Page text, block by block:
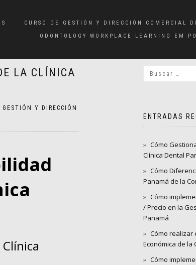
CURSO DE GESTIÓN Y DIRECCIÓN COMERCIAL
ODONTOLOGY WORKPLACE LEARNING EM
LA CLÍNICA
GESTIÓN Y DIRECCIÓN
ENTRADAS
Cómo
Clínica Dental
Cómo
Panamá de la
Cómo
/ Precio en la
Panamá
Cómo realizar
Económica de la
Cómo